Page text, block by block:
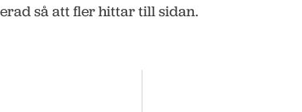
så att fler hittar till sidan.